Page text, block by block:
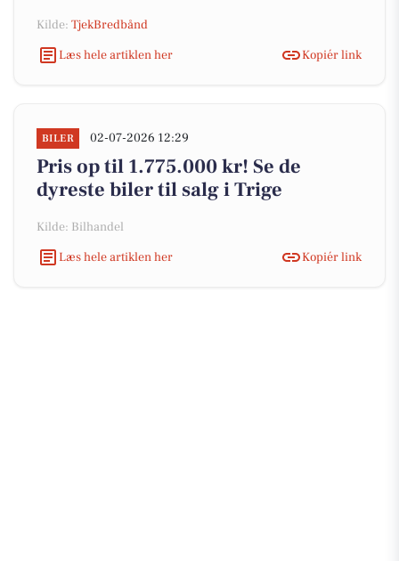
Kilde: TjekBredbånd
Læs hele artiklen her
Kopiér link
BILER 02-07-2026 12:29
Pris op til 1.775.000 kr! Se de
dyreste biler til salg i Trige
Kilde: Bilhandel
Læs hele artiklen her
Kopiér link